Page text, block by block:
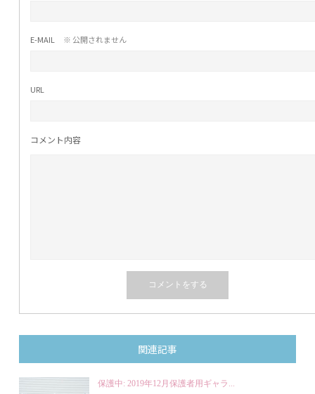
E-MAIL ※ 公開されません
URL
コメント内容
関連記事
保護中: 2019年12月保護者用ギャラ...